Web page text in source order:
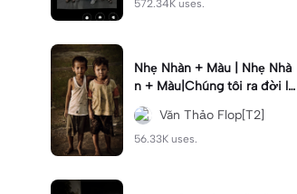
572.34K uses.
Nhẹ Nhàn + Màu | Nhẹ Nhà
n + Màu|Chúng tôi ra đời lă
n lộn phải nói nghĩa khí#nh
enhanVăn Thảo Flop[T2]
56.33K uses.